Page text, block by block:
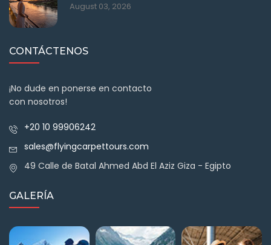
August 03, 2026
CONTÁCTENOS
¡No dude en ponerse en contacto
con nosotros!
+20 10 99906242
sales@flyingcarpettours.com
49 Calle de Batal Ahmed Abd El Aziz Giza - Egipto
GALERÍA